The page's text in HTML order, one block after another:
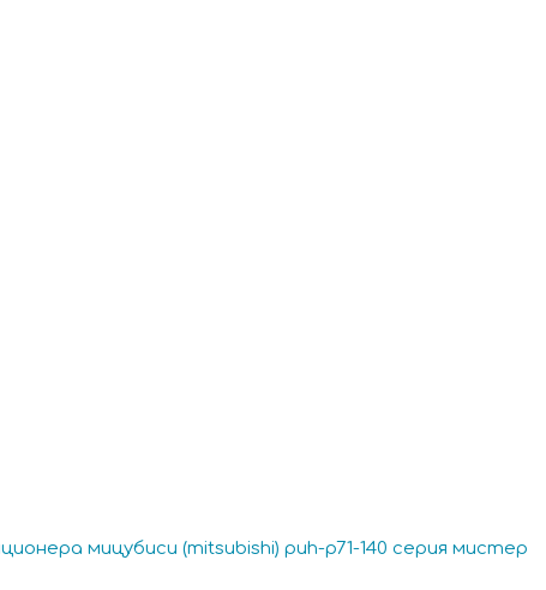
мицубиси (mitsubishi) puh-p71-140 серия мистер